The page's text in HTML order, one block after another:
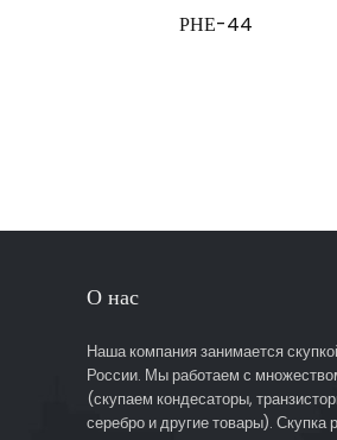
РНЕ-44
О нас
Наша компания занимается
России. Мы работаем с
(скупаем кондесаторы,
серебро и другие товары). Скупка